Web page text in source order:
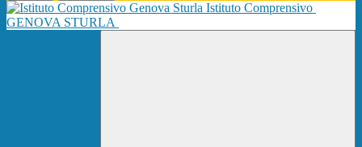
Istituto Comprensivo
GENOVA STURLA